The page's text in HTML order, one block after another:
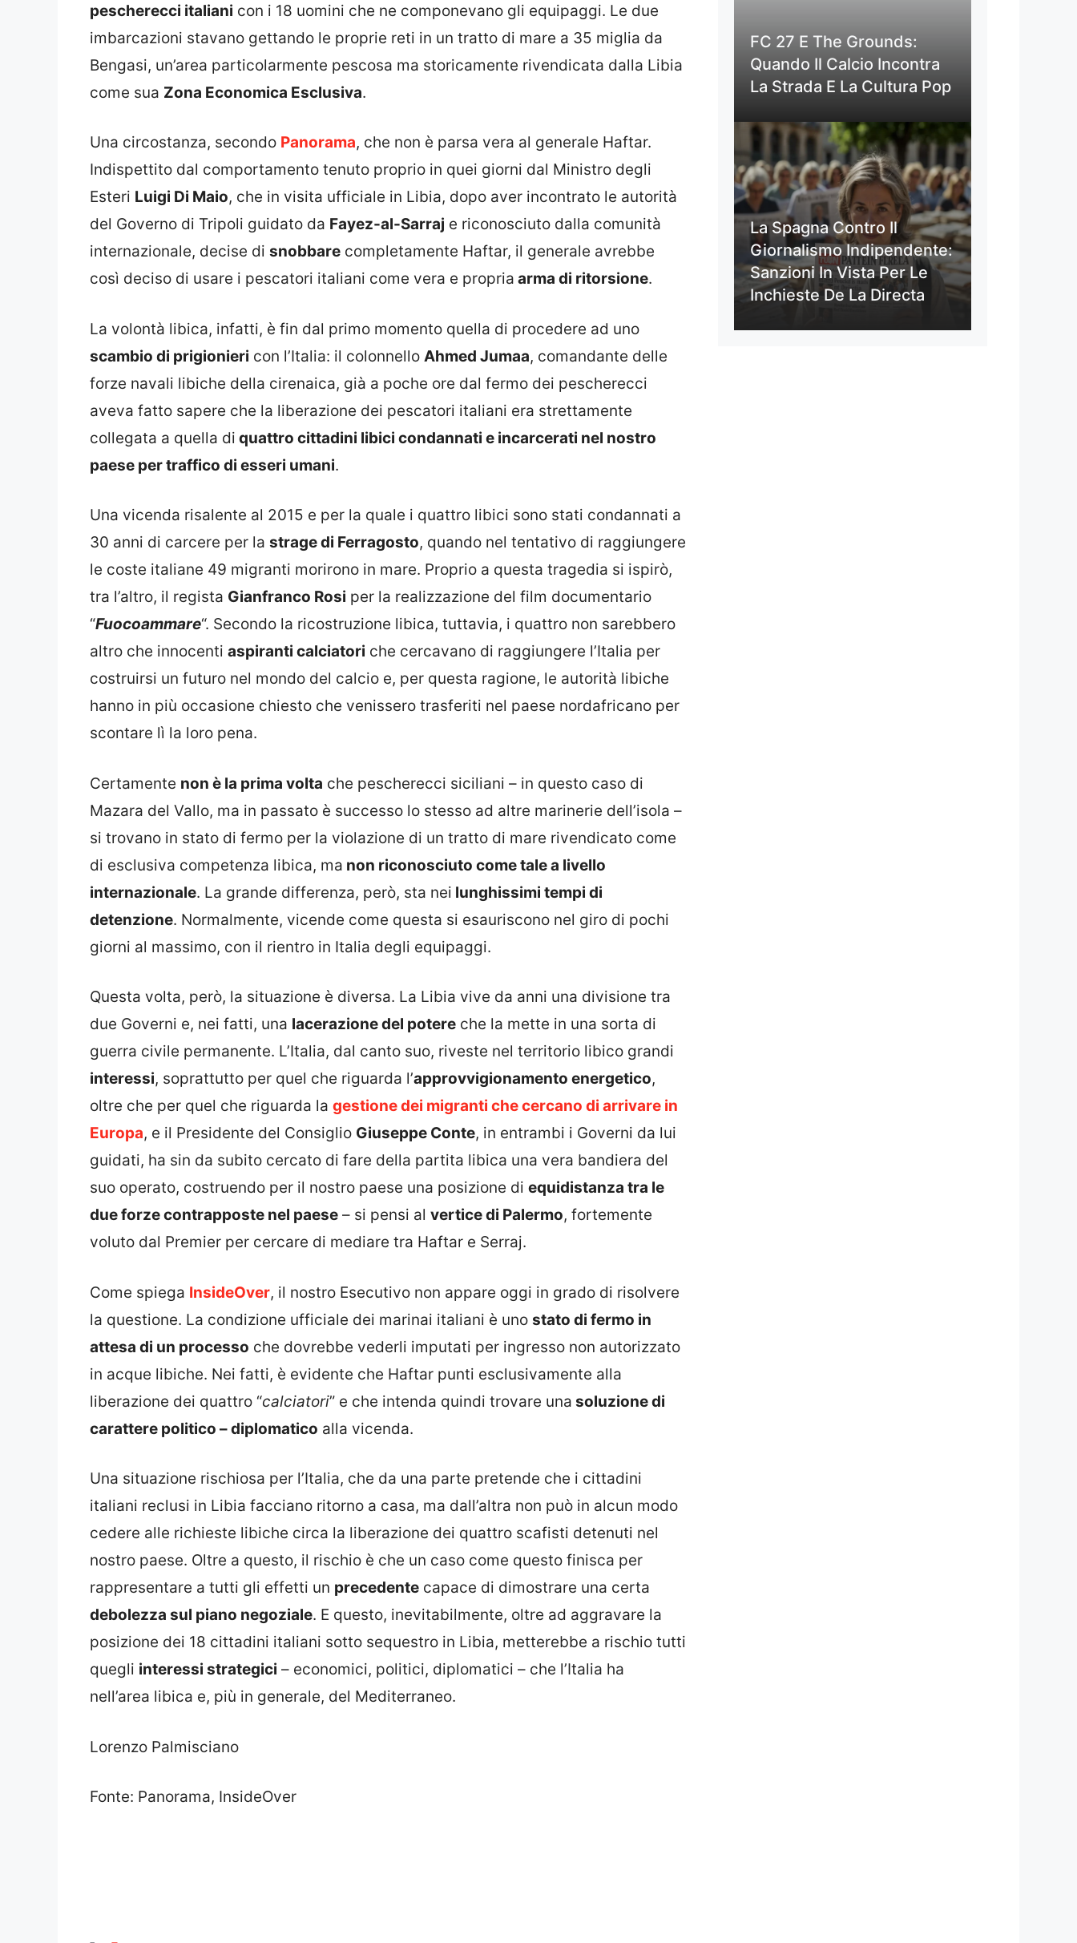
pescherecci italiani con i 18 uomini che ne componevano gli equipaggi. Le due
imbarcazioni stavano gettando le proprie reti in un tratto di mare a 35 miglia da
Bengasi, un’area particolarmente pescosa ma storicamente rivendicata dalla Libia
come sua Zona Economica Esclusiva.
Una circostanza, secondo Panorama, che non è parsa vera al generale Haftar.
Indispettito dal comportamento tenuto proprio in quei giorni dal Ministro degli
Esteri Luigi Di Maio, che in visita ufficiale in Libia, dopo aver incontrato le autorità
del Governo di Tripoli guidato da Fayez-al-Sarraj e riconosciuto dalla comunità
internazionale, decise di snobbare completamente Haftar, il generale avrebbe
così deciso di usare i pescatori italiani come vera e propria arma di ritorsione.
La volontà libica, infatti, è fin dal primo momento quella di procedere ad uno
scambio di prigionieri con l’Italia: il colonnello Ahmed Jumaa, comandante delle
forze navali libiche della cirenaica, già a poche ore dal fermo dei pescherecci
aveva fatto sapere che la liberazione dei pescatori italiani era strettamente
collegata a quella di quattro cittadini libici condannati e incarcerati nel nostro
paese per traffico di esseri umani.
Una vicenda risalente al 2015 e per la quale i quattro libici sono stati condannati a
30 anni di carcere per la strage di Ferragosto, quando nel tentativo di raggiungere
le coste italiane 49 migranti morirono in mare. Proprio a questa tragedia si ispirò,
tra l’altro, il regista Gianfranco Rosi per la realizzazione del film documentario
“Fuocoammare“. Secondo la ricostruzione libica, tuttavia, i quattro non sarebbero
altro che innocenti aspiranti calciatori che cercavano di raggiungere l’Italia per
costruirsi un futuro nel mondo del calcio e, per questa ragione, le autorità libiche
hanno in più occasione chiesto che venissero trasferiti nel paese nordafricano per
scontare lì la loro pena.
Certamente non è la prima volta che pescherecci siciliani – in questo caso di
Mazara del Vallo, ma in passato è successo lo stesso ad altre marinerie dell’isola –
si trovano in stato di fermo per la violazione di un tratto di mare rivendicato come
di esclusiva competenza libica, ma non riconosciuto come tale a livello
internazionale. La grande differenza, però, sta nei lunghissimi tempi di
detenzione. Normalmente, vicende come questa si esauriscono nel giro di pochi
giorni al massimo, con il rientro in Italia degli equipaggi.
Questa volta, però, la situazione è diversa. La Libia vive da anni una divisione tra
due Governi e, nei fatti, una lacerazione del potere che la mette in una sorta di
guerra civile permanente. L’Italia, dal canto suo, riveste nel territorio libico grandi
interessi, soprattutto per quel che riguarda l’approvvigionamento energetico,
oltre che per quel che riguarda la gestione dei migranti che cercano di arrivare in
Europa, e il Presidente del Consiglio Giuseppe Conte, in entrambi i Governi da lui
guidati, ha sin da subito cercato di fare della partita libica una vera bandiera del
suo operato, costruendo per il nostro paese una posizione di equidistanza tra le
due forze contrapposte nel paese – si pensi al vertice di Palermo, fortemente
voluto dal Premier per cercare di mediare tra Haftar e Serraj.
Come spiega InsideOver, il nostro Esecutivo non appare oggi in grado di risolvere
la questione. La condizione ufficiale dei marinai italiani è uno stato di fermo in
attesa di un processo che dovrebbe vederli imputati per ingresso non autorizzato
in acque libiche. Nei fatti, è evidente che Haftar punti esclusivamente alla
liberazione dei quattro “calciatori” e che intenda quindi trovare una soluzione di
carattere politico – diplomatico alla vicenda.
Una situazione rischiosa per l’Italia, che da una parte pretende che i cittadini
italiani reclusi in Libia facciano ritorno a casa, ma dall’altra non può in alcun modo
cedere alle richieste libiche circa la liberazione dei quattro scafisti detenuti nel
nostro paese. Oltre a questo, il rischio è che un caso come questo finisca per
rappresentare a tutti gli effetti un precedente capace di dimostrare una certa
debolezza sul piano negoziale. E questo, inevitabilmente, oltre ad aggravare la
posizione dei 18 cittadini italiani sotto sequestro in Libia, metterebbe a rischio tutti
quegli interessi strategici – economici, politici, diplomatici – che l’Italia ha
nell’area libica e, più in generale, del Mediterraneo.
Lorenzo Palmisciano
Fonte: Panorama, InsideOver
FC 27 E The Grounds:
Quando Il Calcio Incontra
La Strada E La Cultura Pop
La Spagna Contro Il
Giornalismo Indipendente:
Sanzioni In Vista Per Le
Inchieste De La Directa